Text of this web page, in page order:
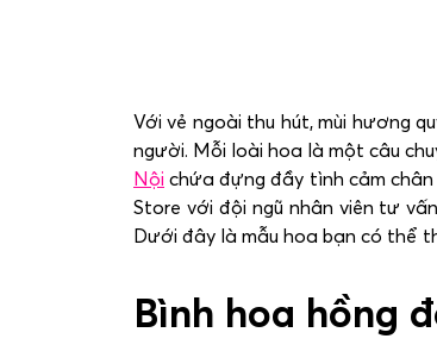
Với vẻ ngoài thu hút, mùi hương
người. Mỗi loài hoa là một câu
Nội chứa đựng đầy tình cảm
Store với đội ngũ nhân viên tư
Dưới đây là mẫu hoa bạn có thể
Bình hoa hồng